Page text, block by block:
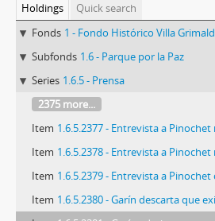
Holdings
Quick search
Fonds 1 - Fondo Histórico Villa
Subfonds 1.6 - Parque por la Paz
Series 1.6.5 - Prensa
2375 more...
Item 1.6.5.2377 - Entrevista a
Item 1.6.5.2378 - Entrevista a
Item 1.6.5.2379 - Entrevista a Pinochet
Item 1.6.5.2380 - Garín descarta que exista